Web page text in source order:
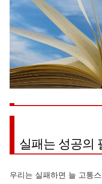
실패는 성공의
우리는 실패하면 늘 고통